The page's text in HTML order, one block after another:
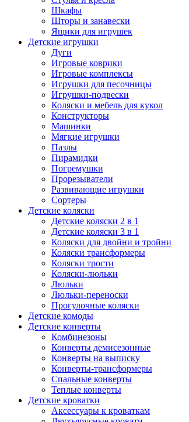
Шкафы
Шторы и занавески
Ящики для игрушек
Детские игрушки
Дуги
Игровые коврики
Игровые комплексы
Игрушки для песочницы
Игрушки-подвески
Коляски и мебель для кукол
Конструкторы
Машинки
Мягкие игрушки
Пазлы
Пирамидки
Погремушки
Прорезыватели
Развивающие игрушки
Сортеры
Детские коляски
Детские коляски 2 в 1
Детские коляски 3 в 1
Коляски для двойни и тройни
Коляски трансформеры
Коляски трости
Коляски-люльки
Люльки
Люльки-переноски
Прогулочные коляски
Детские комоды
Детские конверты
Комбинезоны
Конверты демисезонные
Конверты на выписку
Конверты-трансформеры
Спальные конверты
Теплые конверты
Детские кроватки
Аксессуары к кроваткам